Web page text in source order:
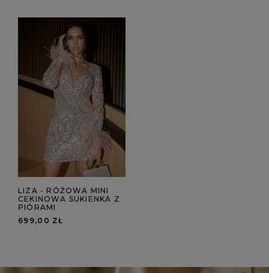
LIZA - RÓŻOWA MINI
CEKINOWA SUKIENKA Z
PIÓRAMI
699,00 ZŁ